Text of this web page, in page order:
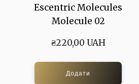
Escentric Molecules
Molecule 02
₴220,00 UAH
Додати